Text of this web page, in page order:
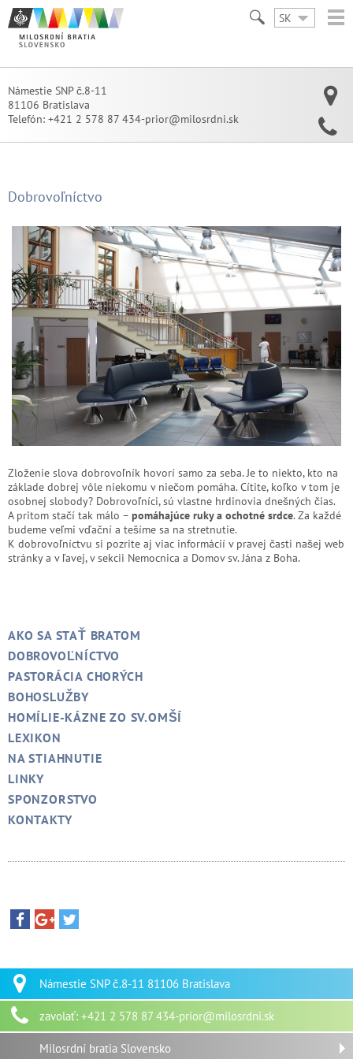
SK
Námestie SNP č.8-11
81106 Bratislava
Telefón: +421 2 578 87 434-prior@milosrdni.sk
Dobrovoľníctvo
Zloženie slova dobrovoľník hovorí samo za seba. Je to niekto, kto na
základe dobrej vôle niekomu v niečom pomáha. Cítite, koľko v tom je
osobnej slobody? Dobrovoľníci, sú vlastne hrdinovia dnešných čias.
A pritom stačí tak málo – pomáhajúce ruky a ochotné srdce. Za každé
budeme veľmi vďační a tešíme sa na stretnutie.
K dobrovoľníctvu si pozrite aj viac informácií v pravej časti našej web
stránky a v ľavej, v sekcii Nemocnica a Domov sv. Jána z Boha.
AKO SA STAŤ BRATOM
DOBROVOĽNÍCTVO
PASTORÁCIA CHORÝCH
BOHOSLUŽBY
HOMÍLIE-KÁZNE ZO SV.OMŠÍ
LEXIKON
NA STIAHNUTIE
LINKY
SPONZORSTVO
KONTAKTY
Námestie SNP č.8-11 81106 Bratislava
zavolať: +421 2 578 87 434-prior@milosrdni.sk
Milosrdní bratia Slovensko